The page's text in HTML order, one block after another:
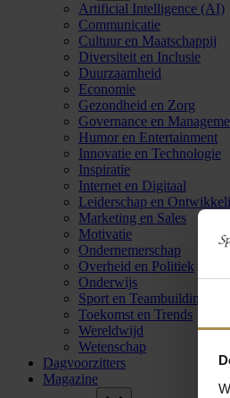
Artificial Intelligence (AI)
Communicatie
Cultuur en Maatschappij
Diversiteit en Inclusie
Duurzaamheid
Economie
Gezondheid en Zorg
Governance en
Humor en Entertainment
Innovatie en Technologie
Inspiratie
Internet en Digitaal
Leiderschap en
Marketing en Sales
Motivatie
Ondernemerschap
Overheid en Politiek
Onderwijs
Sport en Teambuilding
Toekomst en Trends
Wereldwijd
Wetenschap
Dagvoorzitters
Magazine